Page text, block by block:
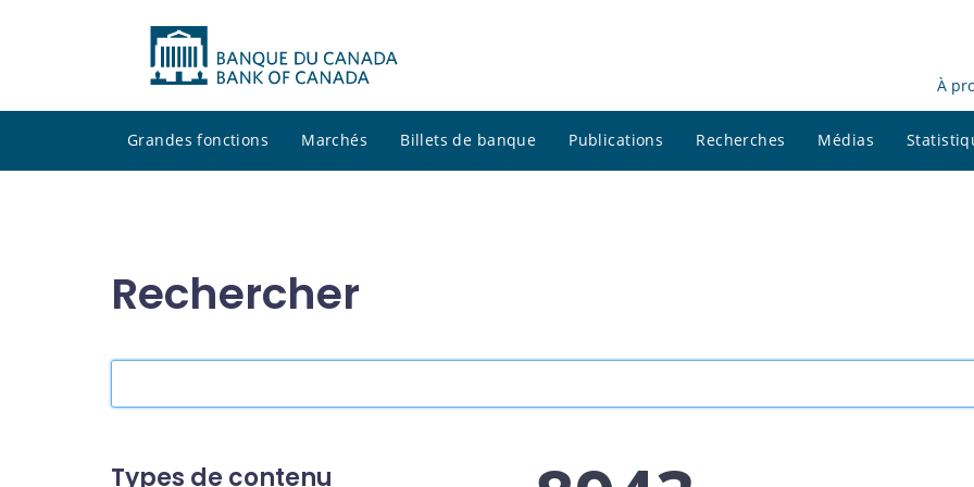
À
Grandes fonctions Marchés Billets de banque Publications Recherches Médias
Rechercher
site
Types de contenu